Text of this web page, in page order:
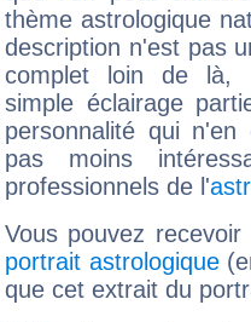
thème astrologique
description n'est pas
complet loin de là,
simple éclairage
personnalité qui n'en
pas moins
professionnels de l'
Vous pouvez
portrait astrologique
que cet extrait du